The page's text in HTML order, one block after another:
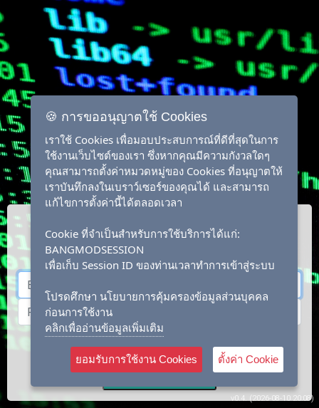
🍪 การขออนุญาตใช้ Cookies
เราใช้ Cookies เพื่อมอบประสบการณ์ที่ดีที่สุดในการ
ใช้งานเว็บไซต์ของเรา ซึ่งหากคุณมีความกังวลใดๆ
คุณสามารถตั้งค่าหมวดหมู่ของ Cookies ที่อนุญาตให้
เราบันทึกลงในเบราว์เซอร์ของคุณได้ และสามารถ
แก้ไขการตั้งค่านี้ได้ตลอดเวลา
Cookie ที่จำเป็นสำหรับการใช้บริการได้แก่:
BANGMODSESSION
เพื่อเก็บ Session ID ของท่านเวลาทำการเข้าสู่ระบบ
โปรดศึกษา นโยบายการคุ้มครองข้อมูลส่วนบุคคล
ก่อนการใช้งาน
คลิกเพื่ออ่านข้อมูลเพิ่มเติม
ยอมรับการใช้งาน Cookies ตั้งค่า Cookie
Login Forgot ? Create Account
v0.4. (2026-08-10 20:08)